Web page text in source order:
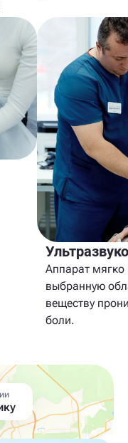
Аппарат мягко
выбранную
веществу
боли.